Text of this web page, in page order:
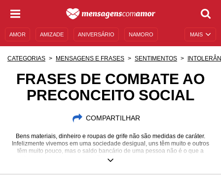
MAIS
AMOR AMIZADE ANIVERSÁRIO NAMORO
MENSAGENS E FRASES MENSAGENS DE ANIVERSÁRIO
CATEGORIAS MENSAGENS E FRASES SENTIMENTOS
FRASES DE COMBATE AO
PRECONCEITO SOCIAL
COMPARTILHAR
Bens materiais, dinheiro e roupas de grife não são medidas de caráter.
Infelizmente vivemos em uma sociedade desigual, uns têm muito e outros
têm muito pouco, mas o saldo bancário de uma pessoa não é o que a
define, por isso uma pessoa não pode ser discriminada por sua classe